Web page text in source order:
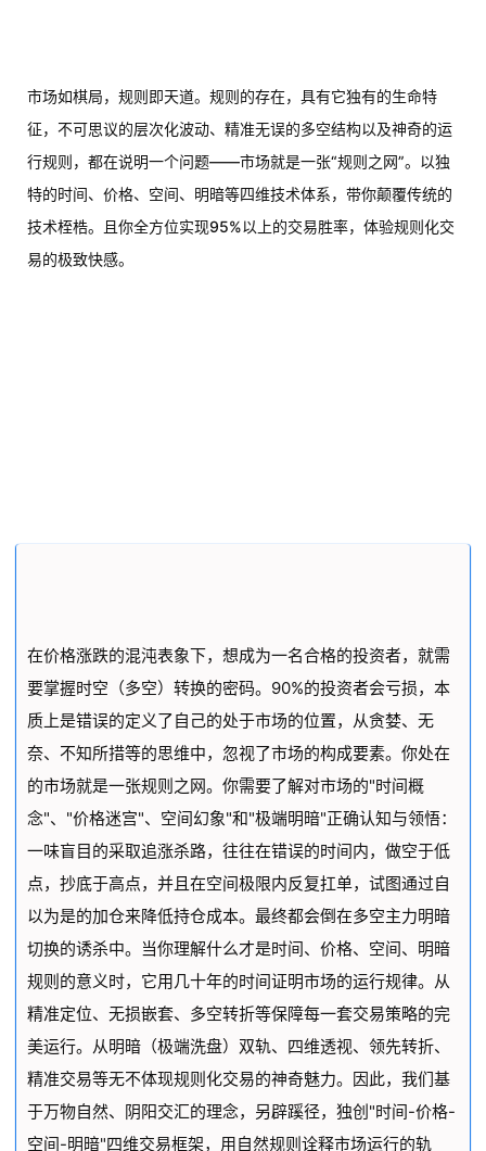
市场如棋局，规则即天道。规则的存在，具有它独有的生命特
征，不可思议的层次化波动、精准无误的多空结构以及神奇的运
行规则，都在说明一个问题——市场就是一张“规则之网”。以独
特的时间、价格、空间、明暗等四维技术体系，带你颠覆传统的
技术桎梏。且你全方位实现95%以上的交易胜率，体验规则化交
易的极致快感。
在价格涨跌的混沌表象下，想成为一名合格的投资者，就需
要掌握时空（多空）转换的密码。90%的投资者会亏损，本
质上是错误的定义了自己的处于市场的位置，从贪婪、无
奈、不知所措等的思维中，忽视了市场的构成要素。你处在
的市场就是一张规则之网。你需要了解对市场的"时间概
念"、"价格迷宫"、空间幻象"和"极端明暗"正确认知与领悟：
一味盲目的采取追涨杀路，往往在错误的时间内，做空于低
点，抄底于高点，并且在空间极限内反复扛单，试图通过自
以为是的加仓来降低持仓成本。最终都会倒在多空主力明暗
切换的诱杀中。当你理解什么才是时间、价格、空间、明暗
规则的意义时，它用几十年的时间证明市场的运行规律。从
精准定位、无损嵌套、多空转折等保障每一套交易策略的完
美运行。从明暗（极端洗盘）双轨、四维透视、领先转折、
精准交易等无不体现规则化交易的神奇魅力。因此，我们基
于万物自然、阴阳交汇的理念，另辟蹊径，独创"时间-价格-
空间-明暗"四维交易框架，用自然规则诠释市场运行的轨